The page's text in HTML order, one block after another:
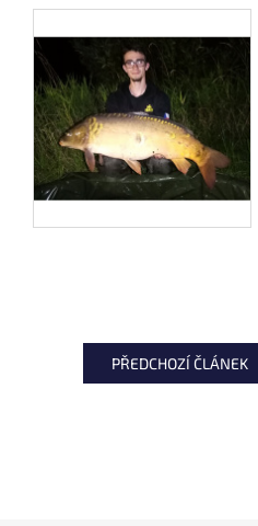
PŘEDCHOZÍ ČLÁNEK